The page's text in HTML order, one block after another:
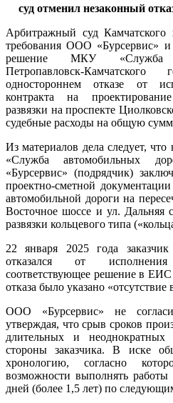
суд отменил незаконный
Арбитражный суд Камчатского
требования ООО «Бурсервис» и
решение МКУ «Служба
Петропавловск-
одностороннем отказе от
контракта на
развязки на проспекте
судебные расходы на общую
Из материалов дела следует,
«Служба автомобильных
«Бурсервис» (подрядчик)
проектно-сметной
автомобильной дороги на
Восточное шоссе и ул. Дальняя
развязки кольцевого типа
22 января 2025 года
отказался от
соответствующее решение в
отказа было указано «отсутствие
ООО «Бурсервис» не
утверждая, что срыв сроков
длительных и
стороны заказчика. В иске
хронологию, согласно
возможности выполнять
дней (более 1,5 лет) по